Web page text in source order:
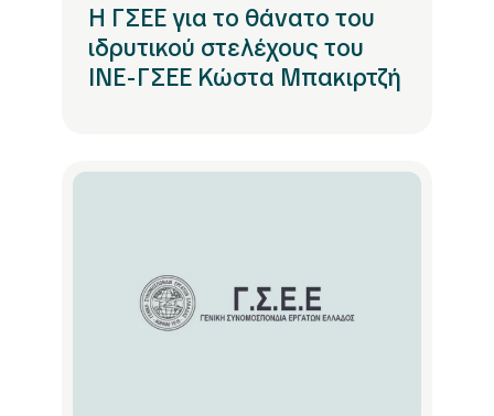
Η ΓΣΕΕ για το θάνατο του
ιδρυτικού στελέχους του
ΙΝΕ-ΓΣΕΕ Κώστα Μπακιρτζή